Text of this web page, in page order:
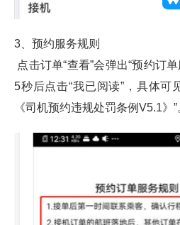
3、预约服务规则
点击订单“查看”会弹出“预约订
5秒后点击“我已阅读”，具体可
《司机预约违规处罚条例V5.1》 ”